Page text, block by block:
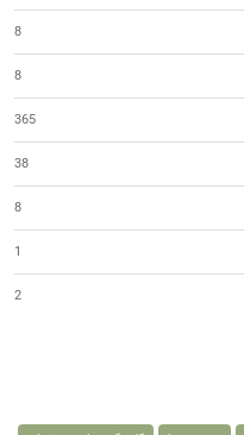
8
8
365
38
8
1
2